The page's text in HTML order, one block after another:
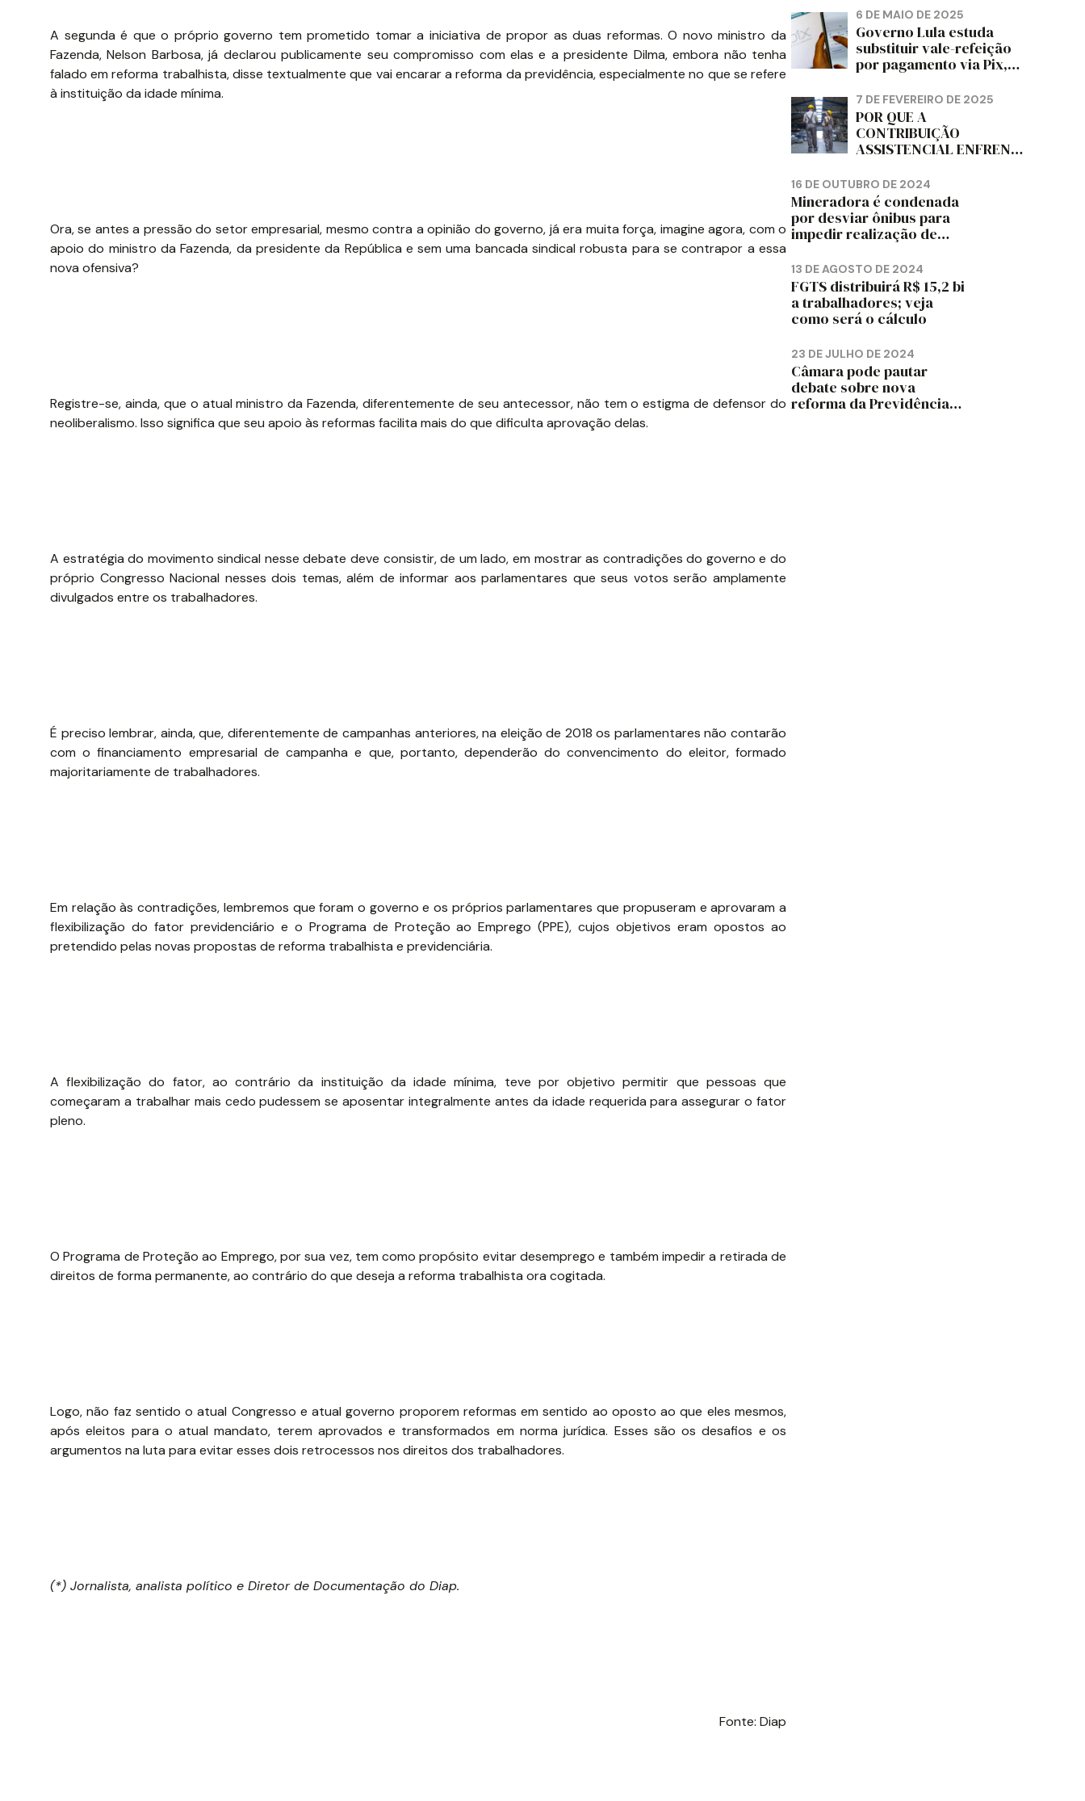
A segunda é que o próprio governo tem prometido tomar a iniciativa de propor as duas reformas. O novo ministro da
Fazenda, Nelson Barbosa, já declarou publicamente seu compromisso com elas e a presidente Dilma, embora não tenha
falado em reforma trabalhista, disse textualmente que vai encarar a reforma da previdência, especialmente no que se refere
à instituição da idade mínima.
Ora, se antes a pressão do setor empresarial, mesmo contra a opinião do governo, já era muita força, imagine agora, com o
apoio do ministro da Fazenda, da presidente da República e sem uma bancada sindical robusta para se contrapor a essa
nova ofensiva?
Registre-se, ainda, que o atual ministro da Fazenda, diferentemente de seu antecessor, não tem o estigma de defensor do
neoliberalismo. Isso significa que seu apoio às reformas facilita mais do que dificulta aprovação delas.
A estratégia do movimento sindical nesse debate deve consistir, de um lado, em mostrar as contradições do governo e do
próprio Congresso Nacional nesses dois temas, além de informar aos parlamentares que seus votos serão amplamente
divulgados entre os trabalhadores.
É preciso lembrar, ainda, que, diferentemente de campanhas anteriores, na eleição de 2018 os parlamentares não contarão
com o financiamento empresarial de campanha e que, portanto, dependerão do convencimento do eleitor, formado
majoritariamente de trabalhadores.
Em relação às contradições, lembremos que foram o governo e os próprios parlamentares que propuseram e aprovaram a
flexibilização do fator previdenciário e o Programa de Proteção ao Emprego (PPE), cujos objetivos eram opostos ao
pretendido pelas novas propostas de reforma trabalhista e previdenciária.
A flexibilização do fator, ao contrário da instituição da idade mínima, teve por objetivo permitir que pessoas que
começaram a trabalhar mais cedo pudessem se aposentar integralmente antes da idade requerida para assegurar o fator
pleno.
O Programa de Proteção ao Emprego, por sua vez, tem como propósito evitar desemprego e também impedir a retirada de
direitos de forma permanente, ao contrário do que deseja a reforma trabalhista ora cogitada.
Logo, não faz sentido o atual Congresso e atual governo proporem reformas em sentido ao oposto ao que eles mesmos,
após eleitos para o atual mandato, terem aprovados e transformados em norma jurídica. Esses são os desafios e os
argumentos na luta para evitar esses dois retrocessos nos direitos dos trabalhadores.
(*) Jornalista, analista político e Diretor de Documentação do Diap.
Fonte: Diap
CORTIÇA E ARTEFATOS
DE PAPEL DO ESTADO DO
PARANÁ – FETRAPEL-PR
6 DE MAIO DE 2025
Governo Lula estuda
substituir vale-refeição
por pagamento via Pix,
7 DE FEVEREIRO DE 2025
POR QUE A
CONTRIBUIÇÃO
ASSISTENCIAL ENFRENTA
TRABALHADORES?
16 DE OUTUBRO DE 2024
Mineradora é condenada
por desviar ônibus para
impedir realização de
13 DE AGOSTO DE 2024
FGTS distribuirá R$ 15,2 bi
a trabalhadores; veja
como será o cálculo
23 DE JULHO DE 2024
Câmara pode pautar
debate sobre nova
reforma da Previdência